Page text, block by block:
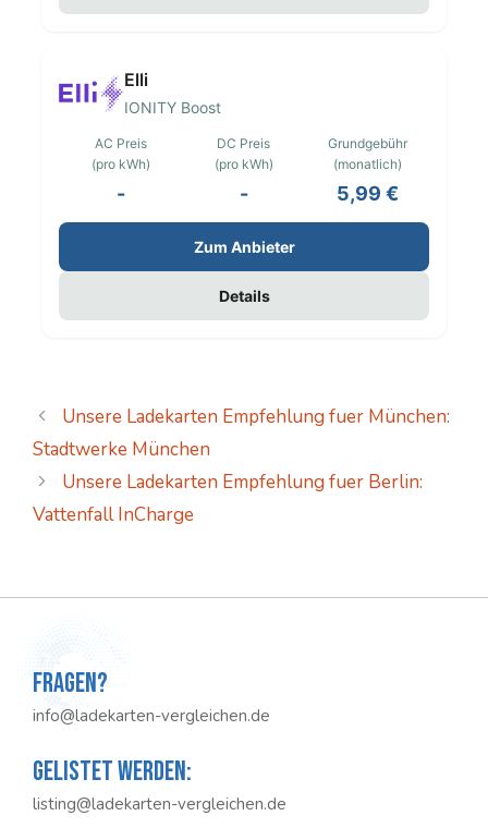
Elli
IONITY Boost
AC Preis
(pro kWh)
-
DC Preis
(pro kWh)
-
Grundgebühr
(monatlich)
5,99 €
Zum Anbieter
Details
Unsere Ladekarten Empfehlung fuer München:
Stadtwerke München
Unsere Ladekarten Empfehlung fuer Berlin:
Vattenfall InCharge
Fragen?
info@ladekarten-vergleichen.de
Gelistet werden:
listing@ladekarten-vergleichen.de